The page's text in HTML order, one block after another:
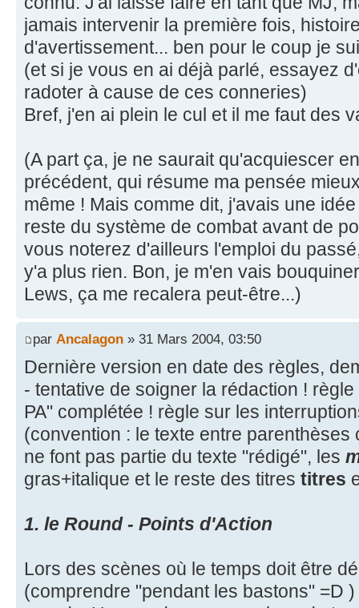
jamais intervenir la première fois,
d'avertissement... ben pour le coup je
(et si je vous en ai déjà parlé, essayez
radoter à cause de ces conneries)
Bref, j'en ai plein le cul et il me faut des
(A part ça, je ne saurait qu'acquiescer
précédent, qui résume ma pensée
même ! Mais comme dit, j'avais une
reste du système de combat avant de
vous noterez d'ailleurs l'emploi du
y'a plus rien. Bon, je m'en vais
Lews, ça me recalera peut-être...)
par Ancalagon » 31 Mars 2004, 03:50
Dernière version en date des règles,
- tentative de soigner la rédaction !
PA" complétée ! règle sur les
(convention : le texte entre
ne font pas partie du texte "rédigé", les
gras+italique et le reste des titres titres
1. le Round - Points d'Action
Lors des scènes où le temps doit être
(comprendre "pendant les bastons" =D